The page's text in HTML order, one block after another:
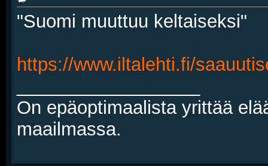
"Suomi muuttuu keltaiseksi"
https://www.iltalehti.fi/
On epäoptimaalista yrittää
maailmassa.